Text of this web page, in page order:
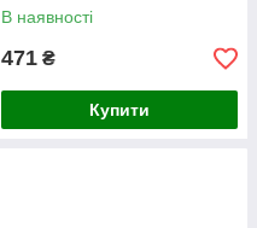
В наявності
471 ₴
Купити